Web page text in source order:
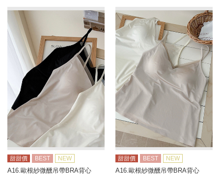
甜甜價 BEST NEW
A16.歐根紗微醺吊帶BRA背心
甜甜價 BEST NEW
A16.歐根紗微醺吊帶BRA背心